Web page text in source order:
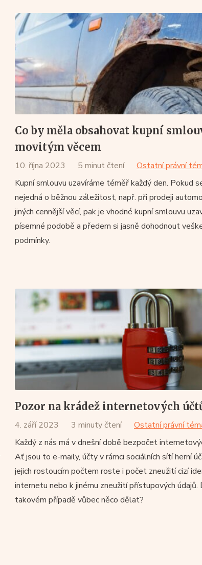
Co by měla obsahovat kupní
movitým věcem
10. října 2023 5 minut čtení
Ostatní právní
Kupní smlouvu uzavíráme téměř každý den. Pokud
nejedná o běžnou záležitost, např. při prodeji
jiných cennější věcí, pak je vhodné kupní smlouvu
písemné podobě a předem si jasně dohodnout
podmínky.
Pozor na krádež internetových
4. září 2023 3 minuty čtení
Ostatní právní
Každý z nás má v dnešní době bezpočet
Ať jsou to e-maily, účty v rámci sociálních sítí herní
jejich rostoucím počtem roste i počet zneužití cizí
internetu nebo k jinému zneužití přístupových údajů.
takovém případě vůbec něco dělat?